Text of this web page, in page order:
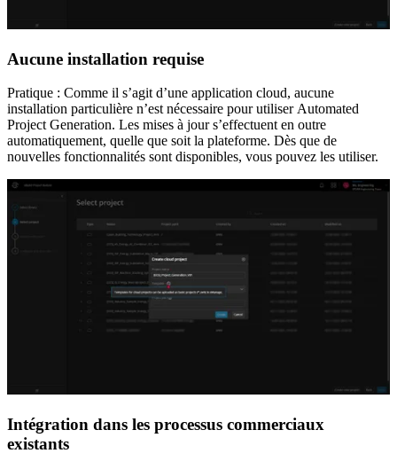
Aucune installation requise
Pratique : Comme il s’agit d’une application cloud, aucune
installation particulière n’est nécessaire pour utiliser Automated
Project Generation. Les mises à jour s’effectuent en outre
automatiquement, quelle que soit la plateforme. Dès que de
nouvelles fonctionnalités sont disponibles, vous pouvez les utiliser.
Intégration dans les processus commerciaux
existants